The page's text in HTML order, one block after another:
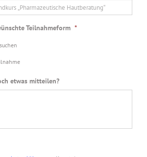
Teilnahmeform *
etwas mitteilen?